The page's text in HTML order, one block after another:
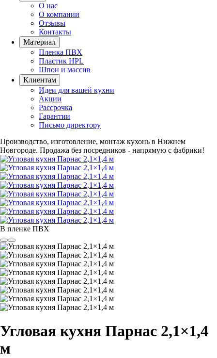
О нас
О компании
Отзывы
Контакты
Материал
Пленка ПВХ
Пластик HPL
Шпон и массив
Клиентам
Идеи для вашей кухни
Акции
Рассрочка
Гарантии
Письмо директору
Производство, изготовление, монтаж кухонь в Нижнем
Новгороде. Продажа без посредников - напрямую с фабрики!
В пленке ПВХ
Угловая кухня Парнас 2,1×1,4
м